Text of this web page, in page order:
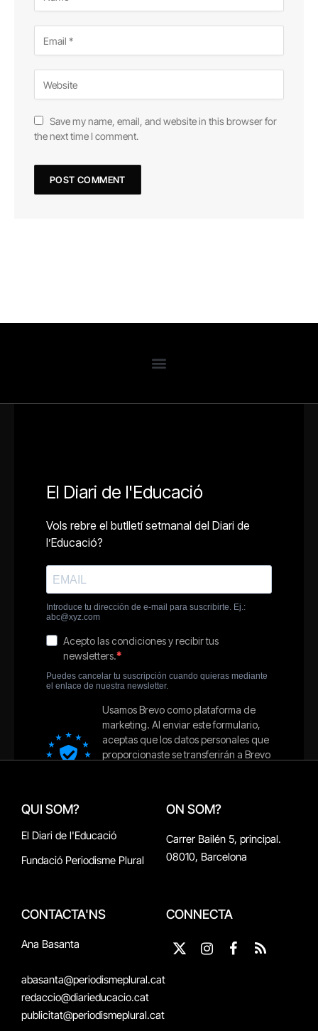
Save my name, email, and website in this browser for
the next time I comment.
QUI SOM?
El Diari de l'Educació
Fundació Periodisme Plural
ON SOM?
Carrer Bailén 5, principal.
08010, Barcelona
CONTACTA'NS
Ana Basanta
abasanta@periodismeplural.cat
redaccio@diarieducacio.cat
publicitat@periodismeplural.cat
CONNECTA
X
InstagramFacebook
RSS